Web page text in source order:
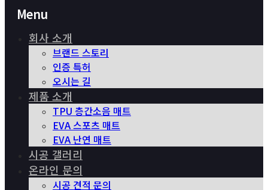
Menu
회사 소개
브랜드 스토리
인증 특허
오시는 길
제품 소개
TPU 층간소음 매트
EVA 스포츠 매트
EVA 난연 매트
시공 갤러리
온라인 문의
시공 견적 문의